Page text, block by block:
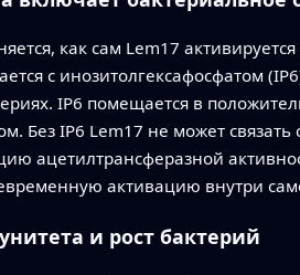
как сам Lem17
с инозитолгексафосфатом
IP6 помещается в
Без IP6 Lem17 не может связать
ацетилтрансферазной
активацию внутри
и рост бактерий